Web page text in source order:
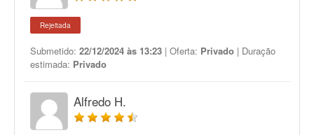
Rejeitada
Submetido: 22/12/2024 às 13:23 | Oferta: Privado | Duração
estimada: Privado
Alfredo H.